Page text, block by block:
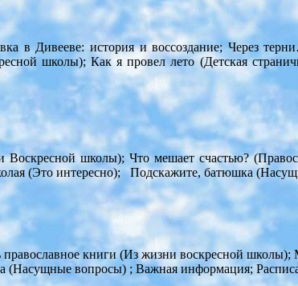
в Дивееве: история и воссоздание; Через
школы); Как я провел лето (Детская
Воскресной школы); Что мешает счастью?
(Это интересно); Подскажите, батюшка
книги (Из жизни воскресной
вопросы) ; Важная информация;